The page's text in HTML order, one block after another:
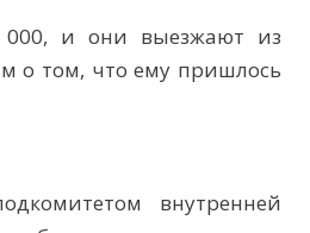
000, и они выезжают из
о том, что ему пришлось
внутренней